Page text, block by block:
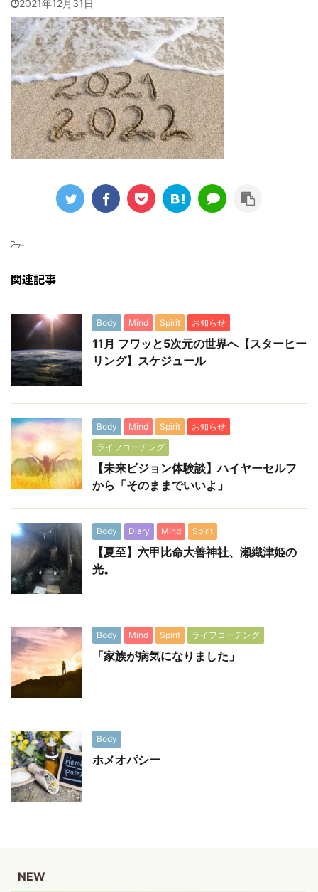
2021年12月31日
-
関連記事
Body Mind Spirit お知らせ
11月 フワッと5次元の世界へ【スターヒー
リング】スケジュール
Body Mind Spirit
お知らせ
ライフコーチング
【未来ビジョン体験談】ハイヤーセルフ
から「そのままでいいよ」
Body Diary Mind Spirit
【夏至】六甲比命大善神社、瀬織津姫の
光。
Body Mind Spirit ライフコーチング
「家族が病気になりました」
Body
ホメオパシー
NEW